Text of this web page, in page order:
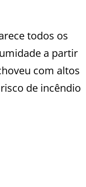
todos os
a partir
com altos
de incêndio